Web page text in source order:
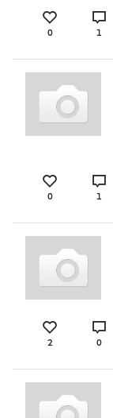
0 1
0 1
2 0